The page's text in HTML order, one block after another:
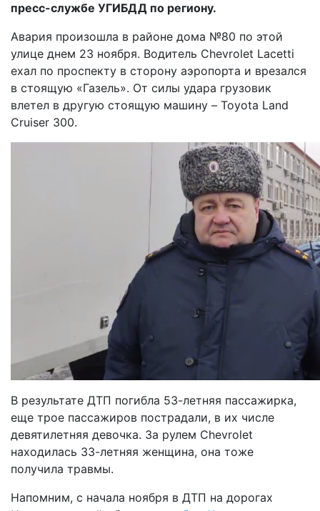
пресс-службе УГИБДД по региону.
Авария произошла в районе дома №80 по этой
улице днем 23 ноября. Водитель Chevrolet Lacetti
ехал по проспекту в сторону аэропорта и врезался
в стоящую «Газель». От силы удара грузовик
влетел в другую стоящую машину – Toyota Land
Cruiser 300.
В результате ДТП погибла 53-летняя пассажирка,
еще трое пассажиров пострадали, в их числе
девятилетняя девочка. За рулем Chevrolet
находилась 33-летняя женщина, она тоже
получила травмы.
Напомним, с начала ноября в ДТП на дорогах